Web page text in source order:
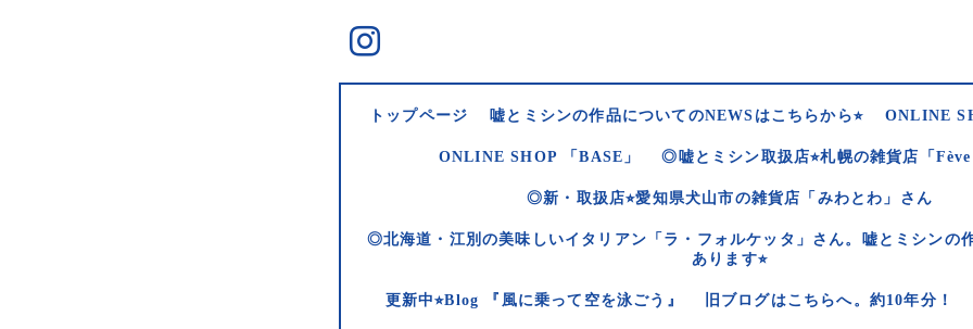
トップページ 嘘とミシンの作品についてのNEWSはこちらから⭐︎ ONLINE
ONLINE SHOP 「BASE」 ◎嘘とミシン取扱店⭐︎札幌の雑貨店「
◎新・取扱店⭐︎愛知県犬山市の雑貨店「みわとわ」さん
◎北海道・江別の美味しいイタリアン「ラ・フォルケッタ」さん。嘘とミシンの
あります⭐︎
更新中⭐︎Blog 『風に乗って空を泳ごう』 旧ブログはこちらへ。約10年分！